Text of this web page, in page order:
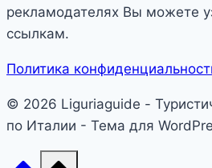
рекламодателях Вы можете
ссылкам.
Политика
© 2026 Liguriaguide -
по Италии - Тема для